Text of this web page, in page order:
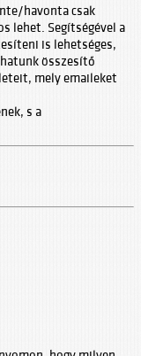
havonta csak
lehet. Segítségével a
is lehetséges,
összesítő
mely emaileket
s a